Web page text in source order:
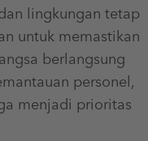
lingkungan tetap
untuk memastikan
berlangsung
personel,
menjadi prioritas